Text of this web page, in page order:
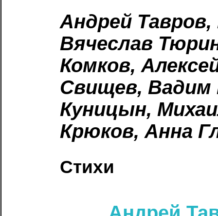
Андрей Тавров,
Вячеслав
Комков,
Свищев, Вадим
Куницын,
Крюков, Анна
Стихи